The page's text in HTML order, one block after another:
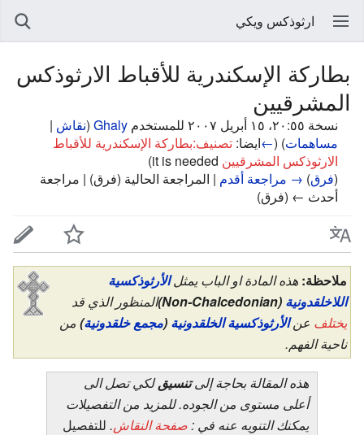
ارثوذكس ويكي
بطاركة الإسكندرية للأقباط الارثوذكس
المشرقيين
نسخة ٢٠:٥٥، ١٥ أبريل ٢٠٠٧ للمستخدم Ghaly
(نقاش |
مساهمات)
(
←ايضا: تصنيف:بطاركة الإسكندرية للأقباط
الارثوذكس المشرقيين
)
(فرق) → مراجعة أقدم | المراجعة الحالية (فرق) | مراجعة
أحدث ← (فرق)
ملاحظة: هذه المادة او الباب يمثلالأرثوذكسية
اللاخلقدونية (Non-Chalcedonian)
المنظور الذي قد
يختلف عنالأرثوذكسية الخلقدونية (مجمع خلقدونية) من
ناحية الفهم.
هذه المقالة بحاجة إلىتنسيقلكي تصل الى
أعلى مستوى من الجوده. للمزيد من التفصيلات
يمكنك التنويه عنه في : صفحة النقاش. للتفصيل